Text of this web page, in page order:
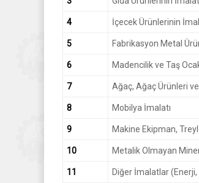
4 İçecek Ürünlerinin
5 Fabrikasyon Metal
6 Madencilik ve Taş
7 Ağaç, Ağaç Ürünleri
8 Mobilya İmalatı
9 Makine Ekipman,
10 Metalik Olmayan
11 Diğer İmalatlar